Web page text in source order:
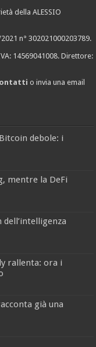
della ALESSIO
n° 302021000203789.
14569041008. Direttore:
o invia una email
debole: i
mentre la DeFi
rallenta: ora i
già una